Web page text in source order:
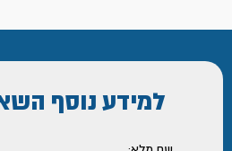
למידע נוסף